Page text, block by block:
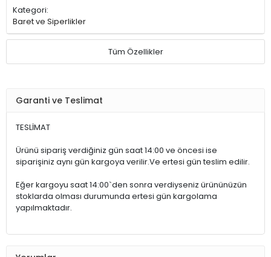
Kategori:
Baret ve Siperlikler
Tüm Özellikler
Garanti ve Teslimat
TESLİMAT
Ürünü sipariş verdiğiniz gün saat 14:00 ve öncesi ise
siparişiniz aynı gün kargoya verilir.Ve ertesi gün teslim edilir.
Eğer kargoyu saat 14:00`den sonra verdiyseniz ürününüzün
stoklarda olması durumunda ertesi gün kargolama
yapılmaktadır.